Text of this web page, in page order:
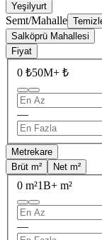
Yeşilyurt
Semt/Mahalle
Salköprü Mahallesi
Fiyat
0 ₺50M+ ₺
—
Metrekare
Brüt m²
Net m²
0 m²1B+ m²
—